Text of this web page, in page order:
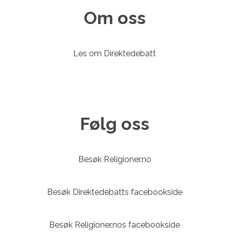
Om oss
Les om Direktedebatt
Følg oss
Besøk Religioner.no
Besøk Direktedebatts facebookside
Besøk Religioner.nos facebookside